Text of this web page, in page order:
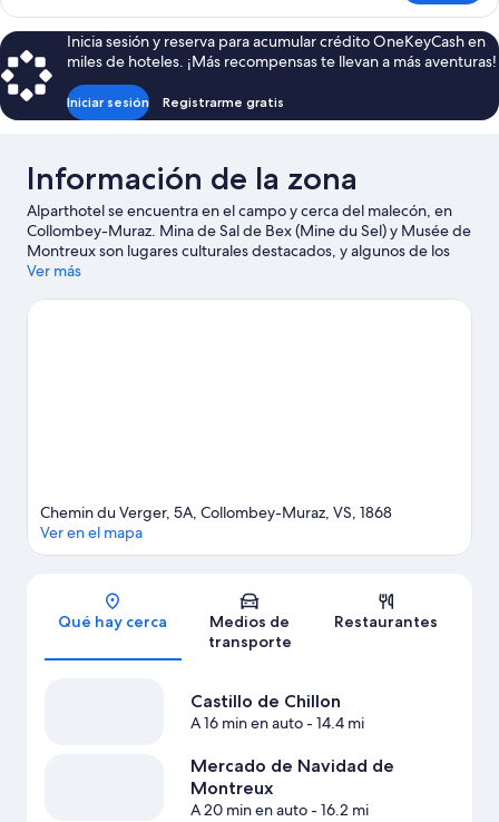
para
personas
discapacitadas,
balcón
junior,
cama
King
size,
con
personas
discapacitadas,
balcón
Inicia sesión y reserva para acumular crédito OneKeyCash en
miles de hoteles. ¡Más recompensas te llevan a más aventuras!
Iniciar sesión Registrarme gratis
Información de la zona
Alparthotel se encuentra en el campo y cerca del malecón, en
Collombey-Muraz. Mina de Sal de Bex (Mine du Sel) y Musée de
Montreux son lugares culturales destacados, y algunos de los
sitios emblemáticos del área incluyen Castillo de Aigle y
Parque temático Labyrinthe Aventure, o asiste a un evento o
Ver más
Sección del mapa
Chemin du Verger, 5A, Collombey-Muraz, VS, 1868
Ver en el mapa
Qué hay cerca
Medios de
transporte
Restaurantes
Castillo de Chillon
A 16 min en auto- 14.4 mi
Mercado de Navidad de
Montreux
A 20 min en auto- 16.2 mi